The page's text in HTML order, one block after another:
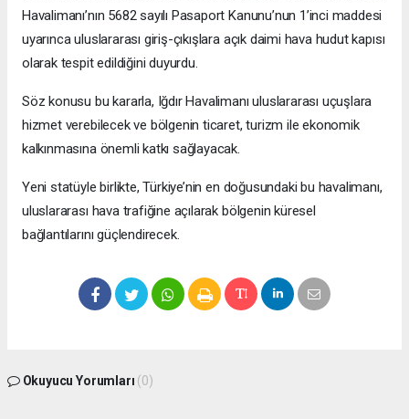
Havalimanı’nın 5682 sayılı Pasaport Kanunu’nun 1’inci maddesi
uyarınca uluslararası giriş-çıkışlara açık daimi hava hudut kapısı
olarak tespit edildiğini duyurdu.
Söz konusu bu kararla, Iğdır Havalimanı uluslararası uçuşlara
hizmet verebilecek ve bölgenin ticaret, turizm ile ekonomik
kalkınmasına önemli katkı sağlayacak.
Yeni statüyle birlikte, Türkiye’nin en doğusundaki bu havalimanı,
uluslararası hava trafiğine açılarak bölgenin küresel
bağlantılarını güçlendirecek.
Okuyucu Yorumları (0)